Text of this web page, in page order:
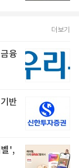
더보기
융
반
',